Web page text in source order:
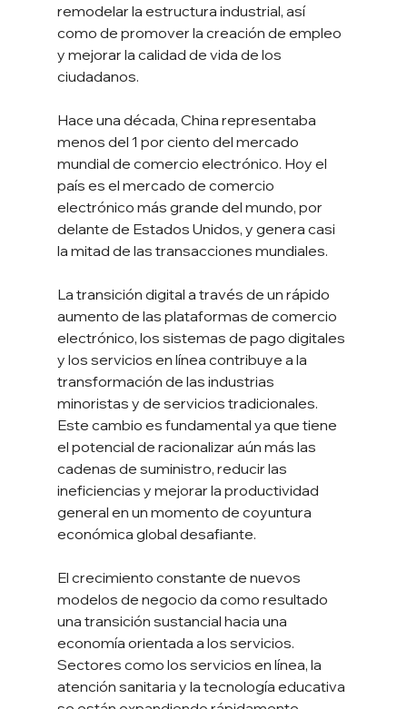
remodelar la estructura industrial, así
como de promover la creación de empleo
y mejorar la calidad de vida de los
ciudadanos.
Hace una década, China representaba
menos del 1 por ciento del mercado
mundial de comercio electrónico. Hoy el
país es el mercado de comercio
electrónico más grande del mundo, por
delante de Estados Unidos, y genera casi
la mitad de las transacciones mundiales.
La transición digital a través de un rápido
aumento de las plataformas de comercio
electrónico, los sistemas de pago digitales
y los servicios en línea contribuye a la
transformación de las industrias
minoristas y de servicios tradicionales.
Este cambio es fundamental ya que tiene
el potencial de racionalizar aún más las
cadenas de suministro, reducir las
ineficiencias y mejorar la productividad
general en un momento de coyuntura
económica global desafiante.
El crecimiento constante de nuevos
modelos de negocio da como resultado
una transición sustancial hacia una
economía orientada a los servicios.
Sectores como los servicios en línea, la
atención sanitaria y la tecnología educativa